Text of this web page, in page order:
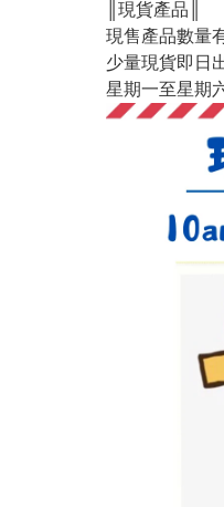
║現貨產品║
現售產品數量
少量現貨即日
星期一至星期